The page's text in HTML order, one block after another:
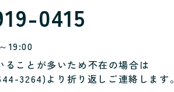
0415
19:00
ることが多いため不在の場合は
3264)より折り返しご連絡します。